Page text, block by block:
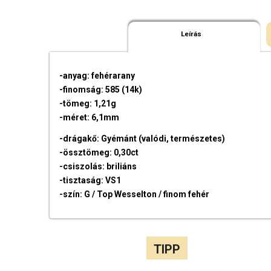
Leírás
-anyag: fehérarany
-finomság: 585 (14k)
-tömeg: 1,21g
-méret: 6,1mm
-drágakő: Gyémánt (valódi, természetes)
-össztömeg: 0,30ct
-csiszolás: briliáns
-tisztaság: VS1
-szín: G / Top Wesselton / finom fehér
TIPP